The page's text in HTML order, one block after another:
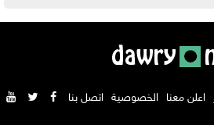
اعلن معنا الخصوصية اتصل بنا